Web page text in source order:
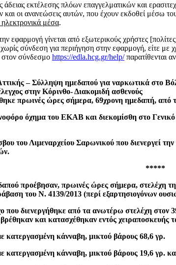
άδειας εκτέλεσης πλόων επαγγελματικών και
και οι ανανεώσεις αυτών, που έχουν εκδοθεί μέσω
ηλεκτρονικά μέσα.
εφαρμογή γίνεται από εξωτερικούς χρήστες
χωρίς σύνδεση για περιήγηση στην εφαρμογή, είτε
στον σύνδεσμο https://edla.hcg.gr/help/παρατίθενται
– Σύλληψη ημεδαπού για ναρκωτικά στο
στην Κόρινθο- Διακομιδή ασθενούς
πρωινές ώρες σήμερα, 69χρονη ημεδαπή, από
όχημα του ΕΚΑΒ και διεκομίσθη στο
του Λιμεναρχείου Σαρωνικού που διενεργεί
*****
προέβησαν, πρωινές ώρες σήμερα,
του Ν. 4139/2013 (περί εξαρτησιογόνων
που διενεργήθηκε από τα ανωτέρω στελέχη στον
και κατασχέθηκαν εντός χειραποσκευής
κατεργασμένη κάνναβη, μικτού βάρους 68,6 γρ.
κατεργασμένη κάνναβη, μικτού βάρους 19,6 γρ.